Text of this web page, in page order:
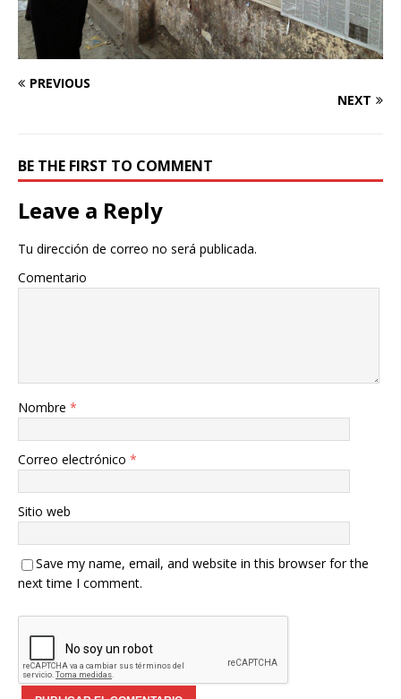
PREVIOUS
NEXT
BE THE FIRST TO COMMENT
Leave a Reply
Tu dirección de correo no será publicada.
Comentario
Nombre *
Correo electrónico *
Sitio web
Save my name, email, and website in this browser for the
next time I comment.